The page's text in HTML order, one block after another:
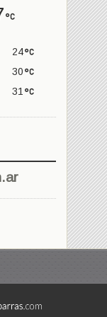
24
30
31